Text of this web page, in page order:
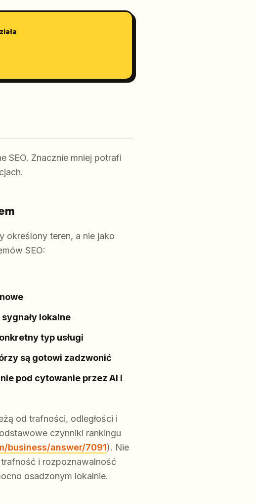
SEO. Znacznie mniej potrafi
określony teren, a nie jako
SEO:
lokalne
typ usługi
są gotowi zadzwonić
pod cytowanie przez AI i
od trafności, odległości i
czynniki rankingu
business/answer/7091). Nie
trafność i rozpoznawalność
osadzonym lokalnie.